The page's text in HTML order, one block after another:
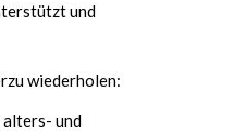
und
wiederholen:
alters- und